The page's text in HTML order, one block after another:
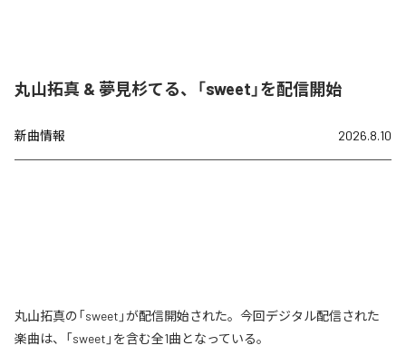
丸山拓真 & 夢見杉てる、「sweet」を配信開始
新曲情報 2026.8.10
丸山拓真の「sweet」が配信開始された。今回デジタル配信された
楽曲は、「sweet」を含む全1曲となっている。